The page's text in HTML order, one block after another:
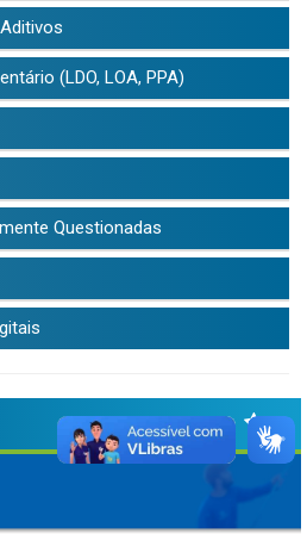
(LDO, LOA, PPA)
Questionadas